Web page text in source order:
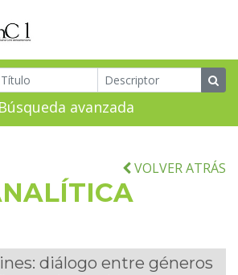
Búsqueda avanzada
VOLVER ATRÁS
diálogo entre géneros